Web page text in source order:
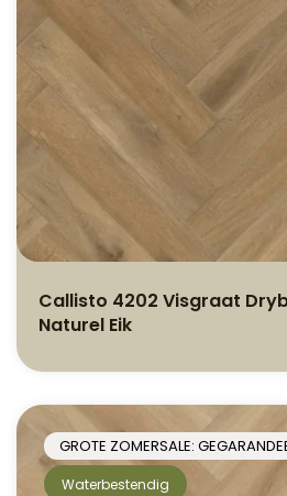
Callisto 4202 Visgraat
Naturel Eik
GROTE ZOMERSALE:
Waterbestendig